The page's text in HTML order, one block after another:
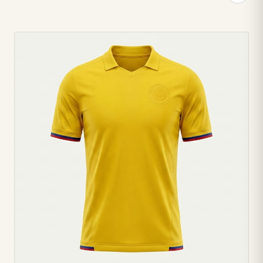
completa para un ajuste fácil y un toque atrevido. ⚡ • Diseño
exclusivo de cuello halter con banda tipo collar y recortes en
los hombros. 👗 • Copas estructuradas y varillas verticales
que moldean y definen tu figura a la perfección. ⏳